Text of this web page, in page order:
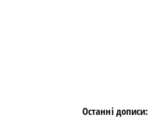
Останні дописи: